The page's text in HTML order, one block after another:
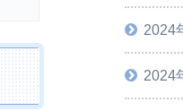
2024
2024